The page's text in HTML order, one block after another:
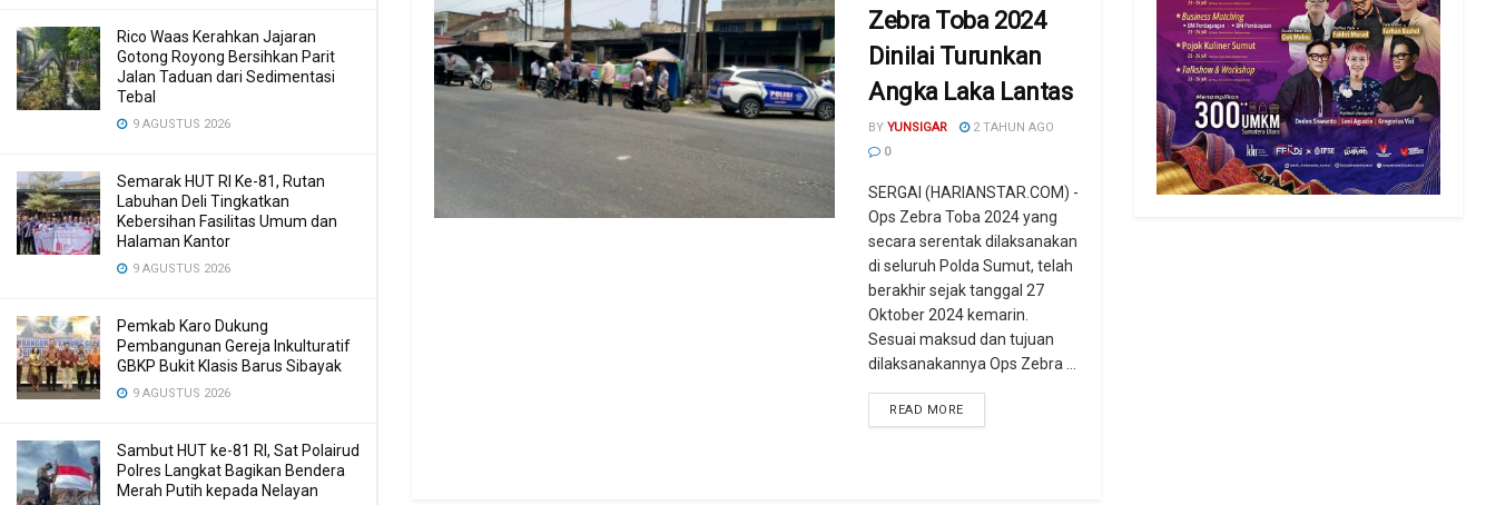
Rico Waas Kerahkan Jajaran
Gotong Royong Bersihkan Parit
Jalan Taduan dari Sedimentasi
Tebal
9 AGUSTUS 2026
Semarak HUT RI Ke-81, Rutan
Labuhan Deli Tingkatkan
Kebersihan Fasilitas Umum dan
Halaman Kantor
9 AGUSTUS 2026
Pemkab Karo Dukung
Pembangunan Gereja Inkulturatif
GBKP Bukit Klasis Barus Sibayak
9 AGUSTUS 2026
Sambut HUT ke-81 RI, Sat Polairud
Polres Langkat Bagikan Bendera
Merah Putih kepada Nelayan
Zebra Toba 2024
Dinilai Turunkan
Angka Laka Lantas
BY YUNSIGAR
2 TAHUN AGO
0
SERGAI (HARIANSTAR.COM) -
Ops Zebra Toba 2024 yang
secara serentak dilaksanakan
di seluruh Polda Sumut, telah
berakhir sejak tanggal 27
Oktober 2024 kemarin.
Sesuai maksud dan tujuan
dilaksanakannya Ops Zebra ...
READ MORE